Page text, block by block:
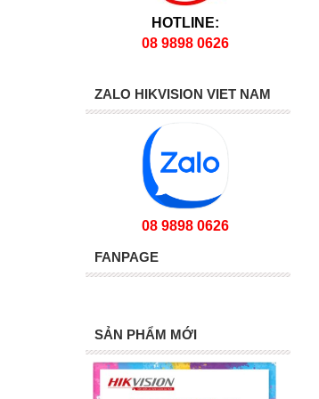
HOTLINE:
08 9898 0626
ZALO HIKVISION VIET NAM
08 9898 0626
FANPAGE
SẢN PHẨM MỚI